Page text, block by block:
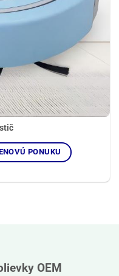
PONUKU
OEM